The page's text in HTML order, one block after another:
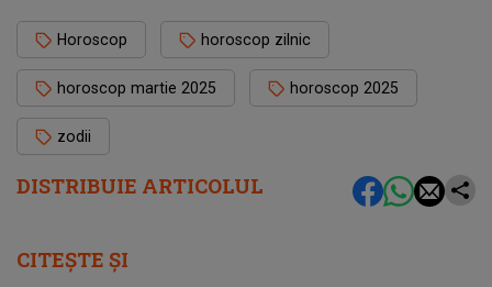
DISTRIBUIE ARTICOLUL
Horoscop horoscop zilnic
horoscop martie 2025 horoscop 2025
zodii
CITEȘTE ȘI